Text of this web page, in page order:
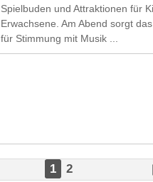
Spielbuden und Attraktionen für
Erwachsene. Am Abend sorgt
für Stimmung mit Musik ...
1 2